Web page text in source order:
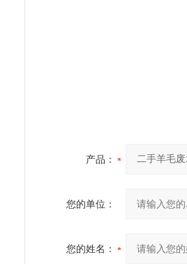
产品：
您的单位：
您的姓名：